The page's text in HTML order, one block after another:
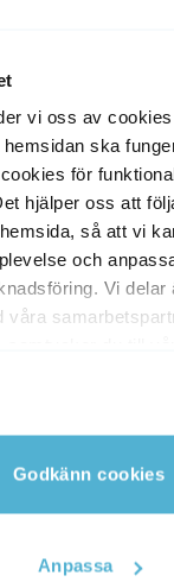
vi oss av
ska
för
hjälper oss att
så att vi
och
Vi delar
våra
Godkänn cookies
Anpassa
även
krDet
priset
är:
NYHET!